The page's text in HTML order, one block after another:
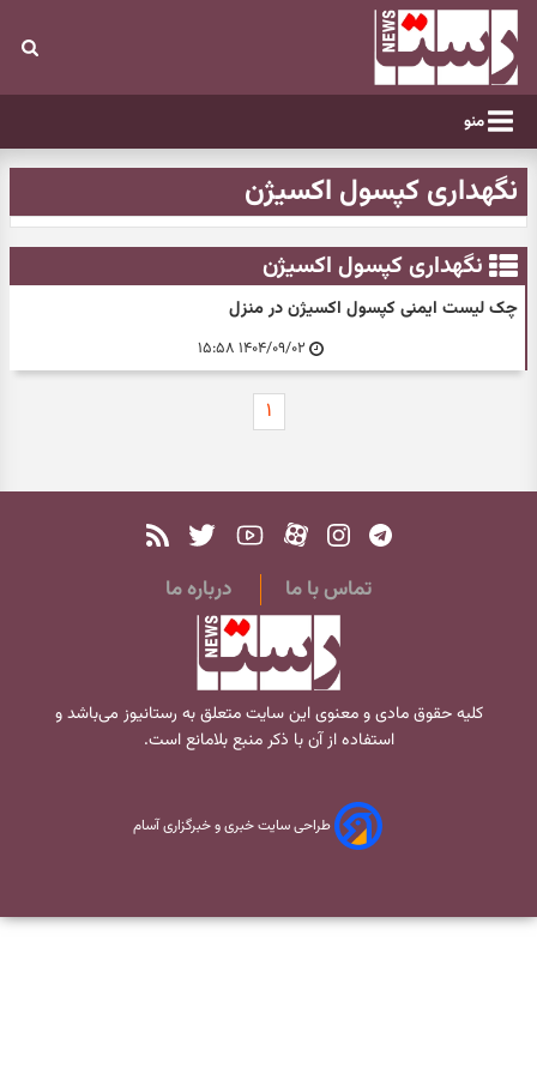
منو
نگهداری کپسول اکسیژن
نگهداری کپسول اکسیژن
چک لیست ایمنی کپسول اکسیژن در منزل
۱۴۰۴/۰۹/۰۲ ۱۵:۵۸
۱
تماس با ما درباره ما
کلیه حقوق مادی و معنوی این سایت متعلق به رستانیوز می‌باشد و
استفاده از آن با ذکر منبع بلامانع است.
طراحی سایت خبری و خبرگزاری آسام